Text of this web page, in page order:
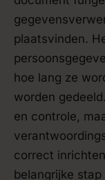
plaatsvinden.
hoe lang ze
worden
en controle,
correct
belangrijke stap